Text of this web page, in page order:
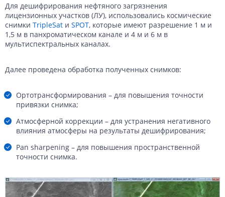
Для дешифрирования нефтяного загрязнения
лицензионных участков (ЛУ), использовались космические
снимки TripleSat и SPOT, которые имеют разрешение 1 м и
1,5 м в панхроматическом канале и 4 м и 6 м в
мультиспектральных каналах.
Далее проведена обработка полученных снимков:
Ортотрансформирования – для повышения точности
привязки снимка;
Атмосферной коррекции – для устранения негативного
влияния атмосферы на результаты дешифрирования;
Pan sharpening – для повышения пространственной
точности снимка.